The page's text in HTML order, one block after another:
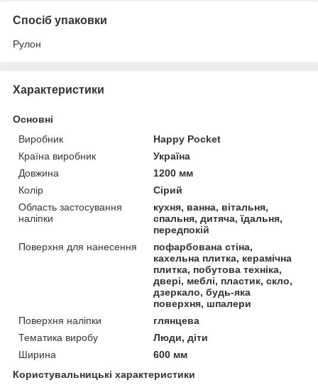
Спосіб упаковки
Рулон
Характеристики
Основні
Виробник
Happy Pocket
Країна виробник
Україна
Довжина
1200 мм
Колір
Сірий
Область застосування
наліпки
кухня, ванна, вітальня,
спальня, дитяча, їдальня,
передпокій
Поверхня для нанесення
пофарбована стіна,
кахельна плитка, керамічна
плитка, побутова техніка,
двері, меблі, пластик, скло,
дзеркало, будь-яка
поверхня, шпалери
Поверхня наліпки
глянцева
Тематика виробу
Люди, діти
Ширина
600 мм
Користувальницькі характеристики